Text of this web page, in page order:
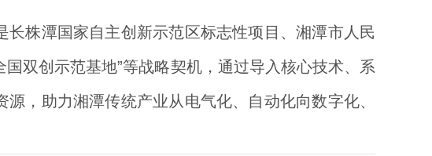
株潭国家自主创新示范区标志性项目、湘潭市人民
双创示范基地”等战略契机，通过导入核心技术、系
，助力湘潭传统产业从电气化、自动化向数字化、